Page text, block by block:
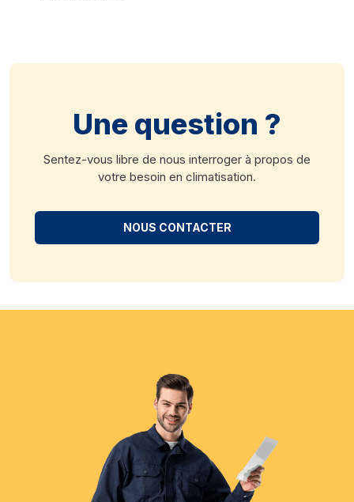
Une question ?
Sentez-vous libre de nous interroger à propos de
votre besoin en climatisation.
NOUS CONTACTER